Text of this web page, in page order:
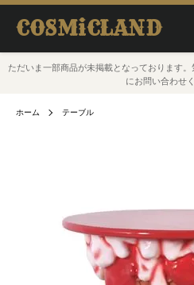
COSMiCLAND
ただいま一部商品が未掲載となっております
にお問い合わせ
ホーム テーブル